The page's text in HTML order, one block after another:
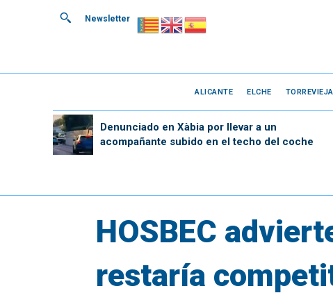
Newsletter
ALICANTE ELCHE TORREVIEJA
Denunciado en Xàbia por llevar a un
acompañante subido en el techo del coche
HOSBEC
restaría